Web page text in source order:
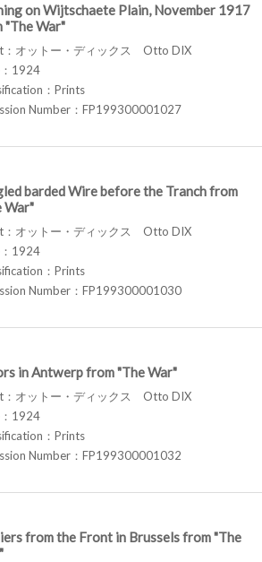
on Wijtschaete Plain, November 1917
"The War"
オットー・ディックス Otto DIX
1924
：Prints
Number：FP199300001027
barded Wire before the Tranch from
War"
オットー・ディックス Otto DIX
1924
：Prints
Number：FP199300001030
in Antwerp from "The War"
オットー・ディックス Otto DIX
1924
：Prints
Number：FP199300001032
from the Front in Brussels from "The